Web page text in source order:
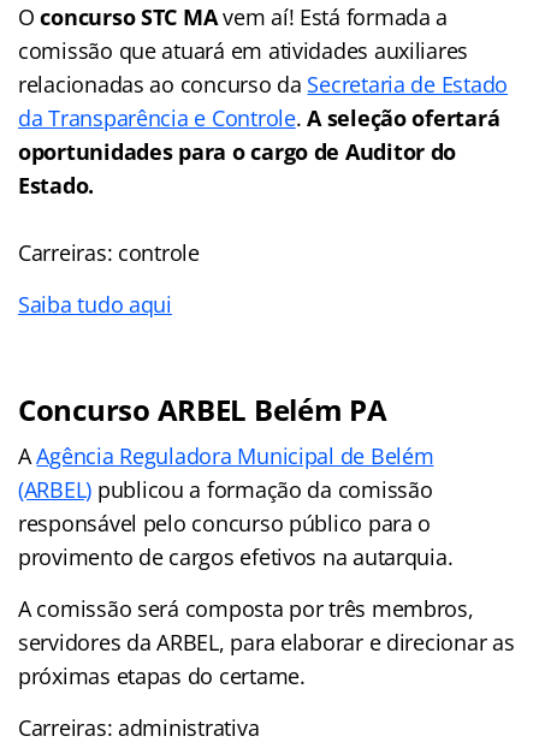
O concurso STC MAvem aí! Está formada a
comissão que atuará em atividades auxiliares
relacionadas ao concurso da Secretaria de Estado
da Transparência e Controle.A seleção ofertará
oportunidades para o cargo de Auditor do
Estado.
Carreiras: controle
Saiba tudo aqui
Concurso ARBEL Belém PA
AAgência Reguladora Municipal de Belém
(ARBEL) publicou a formação da comissão
responsável pelo concurso público para o
provimento de cargos efetivos na autarquia.
A comissão será composta por três membros,
servidores da ARBEL, para elaborar e direcionar as
próximas etapas do certame.
Carreiras: administrativa